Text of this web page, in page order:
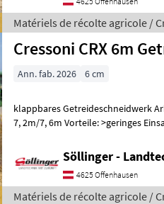
Matériels de récolte agricole /
Cressoni CRX 6m
Ann. fab. 2026 6 cm
klappbares Getreideschneidwerk Arbeitsbreiten: 5, 4m / 6, 0m / 6, 6m /
7, 2m/7, 6m Vorteile: >geringes Einsatzgewicht >großer
Söllinger -
4625 Offenhausen
Matériels de récolte agricole /